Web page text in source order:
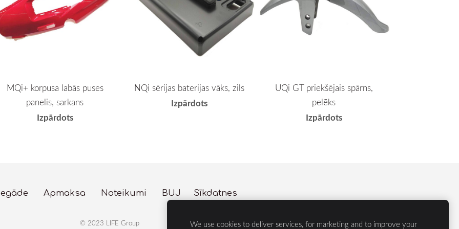
MQi+ korpusa labās puses
panelis, sarkans
Izpārdots
NQi sērijas baterijas vāks, zils
Izpārdots
UQi GT priekšējais spārns,
pelēks
Izpārdots
Apmaksa Noteikumi BUJ Sīkdatnes
© 2023 LIFE Group We use cookies to deliver services, for marketing and to improve your